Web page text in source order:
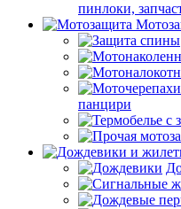
пинлоки,
панцири